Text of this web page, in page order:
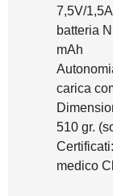
7,5V/1,5A
batteria
mAh
carica
510 gr.
medico